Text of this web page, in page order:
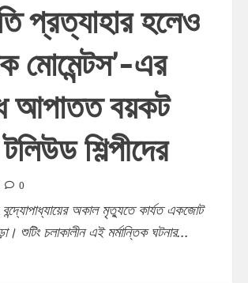
প্রত্যাহার হলেও
মোমেন্টস’-এর
আপাতত বয়কট
শিল্পীদের
0
অকাল মৃত্যুতে কার্যত একজোট
শুটিং চলাকালীন এই মর্মান্তিক ঘটনার...